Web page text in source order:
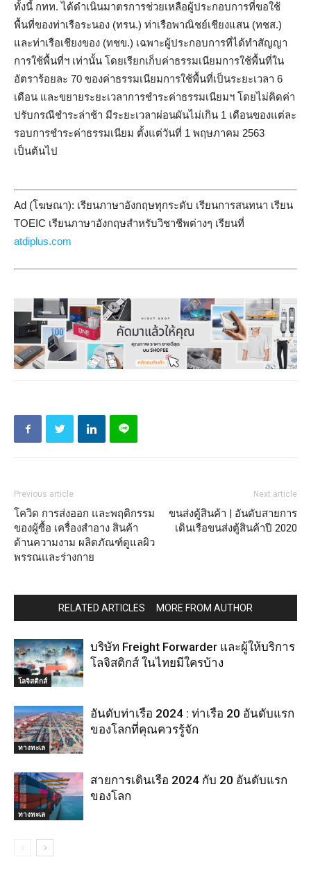
ทั้งนี้ กทท. ได้ดำเนินมาตรการช่วยเหลือผู้ประกอบการที่ขอใช้
พื้นที่ของท่าเรือระนอง (ทรน.) ท่าเรือพาณิชย์เชียงแสน (ทชส.)
และท่าเรือเชียงของ (ทชข.) เฉพาะผู้ประกอบการที่ได้ทำสัญญา
การใช้พื้นที่ฯ เท่านั้น โดยเรียกเก็บค่าธรรมเนียมการใช้พื้นที่ใน
อัตราร้อยละ 70 ของค่าธรรมเนียมการใช้พื้นที่เป็นระยะเวลา 6
เดือน และขยายระยะเวลาการชำระค่าธรรมเนียมฯ โดยไม่คิดค่า
ปรับกรณีชำระล่าช้า มีระยะเวลาผ่อนผันไม่เกิน 1 เดือนของแต่ละ
รอบการชำระค่าธรรมเนียม ตั้งแต่วันที่ 1 พฤษภาคม 2563
เป็นต้นไป
Ad (โฆษณา): เรียนภาษาอังกฤษทุกระดับ เรียนการสนทนา เรียน
TOEIC เรียนภาษาอังกฤษสำหรับวิชาชีพต่างๆ เรียนที่
atdiplus.com
Previous article
โควิด การส่งออก และพฤติกรรม
ของผู้ซื้อ เครื่องสำอาง สินค้า
ด้านความงาม ผลิตภัณฑ์ดูแลผิว
พรรณและร่างกาย
Next article
ขนส่งตู้สินค้า | อันดับสายการ
เดินเรือขนส่งตู้สินค้าปี 2020
RELATED ARTICLES MORE FROM AUTHOR
โลจิสติกส์
บริษัท Freight Forwarder และผู้ให้บริการ
โลจิสติกส์ ในไทยมีใครบ้าง
ทางทะเล
อันดับท่าเรือ 2024 : ท่าเรือ 20 อันดับแรก
ของโลกที่คุณควรรู้จัก
ทางทะเล
สายการเดินเรือ 2024 กับ 20 อันดับแรก
ของโลก